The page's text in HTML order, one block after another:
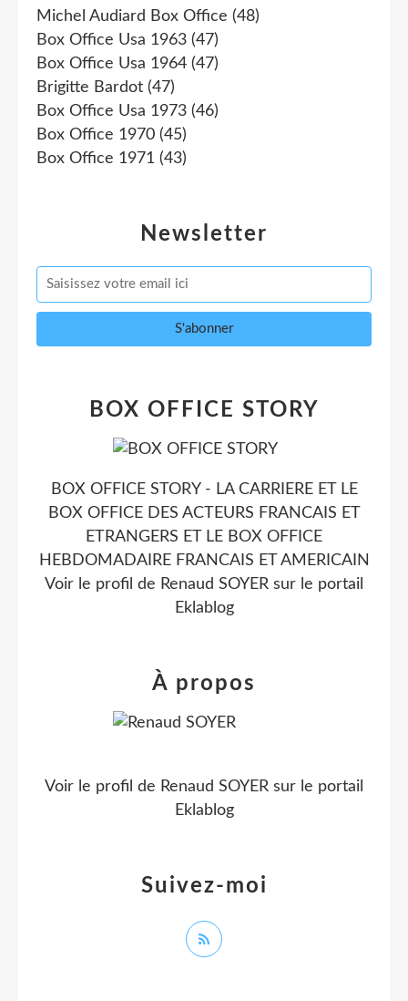
Newsletter
Michel Audiard Box Office (48)
Box Office Usa 1963 (47)
Box Office Usa 1964 (47)
Brigitte Bardot (47)
Box Office Usa 1973 (46)
Box Office 1970 (45)
Box Office 1971 (43)
BOX OFFICE STORY
BOX OFFICE STORY - LA CARRIERE ET LE
BOX OFFICE DES ACTEURS FRANCAIS ET
ETRANGERS ET LE BOX OFFICE
HEBDOMADAIRE FRANCAIS ET AMERICAIN
Voir le profil de Renaud SOYER sur le portail
Eklablog
Suivez-moi
À propos
Voir le profil de Renaud SOYER sur le portail
Eklablog